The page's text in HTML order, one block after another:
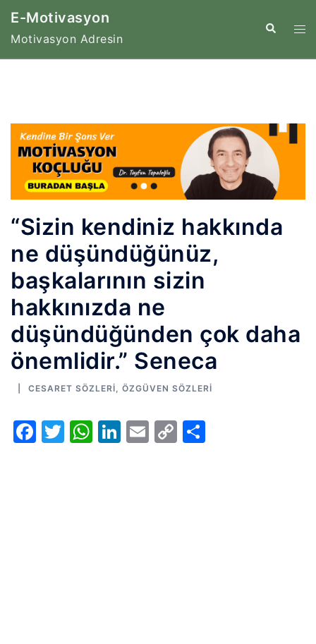
İçeriğe
E-Motivasyon
Motivasyon Adresin
Search
“Sizin kendiniz hakkında
ne düşündüğünüz,
başkalarının sizin
hakkınızda ne
düşündüğünden çok daha
önemlidir.” Seneca
CESARET SÖZLERI ÖZGÜVEN SÖZLERI
Facebook
Twitter
WhatsApp
LinkedIn
Email
Copy